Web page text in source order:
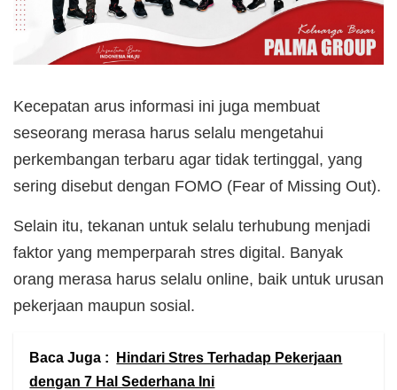
Kecepatan arus informasi ini juga membuat
seseorang merasa harus selalu mengetahui
perkembangan terbaru agar tidak tertinggal, yang
sering disebut dengan FOMO (Fear of Missing Out).
Selain itu, tekanan untuk selalu terhubung menjadi
faktor yang memperparah stres digital. Banyak
orang merasa harus selalu online, baik untuk urusan
pekerjaan maupun sosial.
Baca Juga :
Hindari Stres Terhadap Pekerjaan
dengan 7 Hal Sederhana Ini